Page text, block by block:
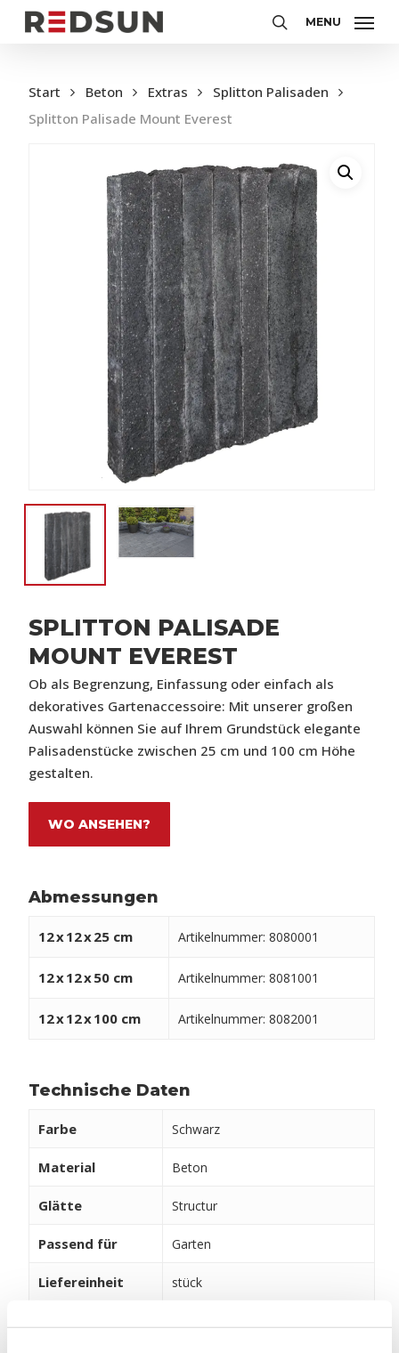
Skip
MENU
Start Beton Extras
Splitton Palisaden
Splitton Palisade Mount Everest
SPLITTON PALISADE
MOUNT EVEREST
Ob als Begrenzung, Einfassung oder einfach als
dekoratives Gartenaccessoire: Mit unserer großen
Auswahl können Sie auf Ihrem Grundstück elegante
Palisadenstücke zwischen 25 cm und 100 cm Höhe
gestalten.
WO ANSEHEN?
Abmessungen
12x12x25 cm Artikelnummer: 8080001
12x12x50 cm Artikelnummer: 8081001
12x12x100 cm Artikelnummer: 8082001
Technische Daten
Farbe Schwarz
Material Beton
Glätte Structur
Passend für Garten
Liefereinheit stück